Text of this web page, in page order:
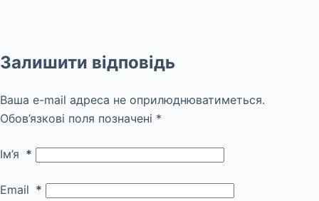
Залишити відповідь
Ваша e-mail адреса не оприлюднюватиметься.
Обов’язкові поля позначені *
Ім’я *
Email *